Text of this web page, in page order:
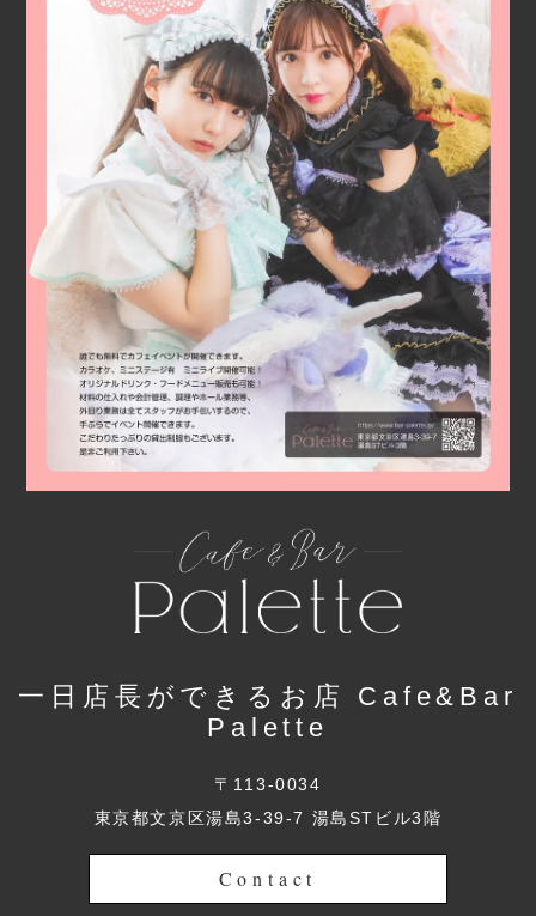
一日店長ができるお店 Cafe&Bar
Palette
〒113-0034
東京都文京区湯島3-39-7 湯島STビル3階
Contact